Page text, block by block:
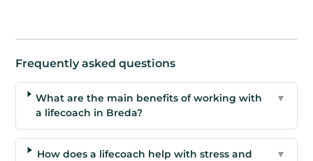
Frequently asked questions
What are the main benefits of working with
a lifecoach in Breda?
▼
How does a lifecoach help with stress and
▼